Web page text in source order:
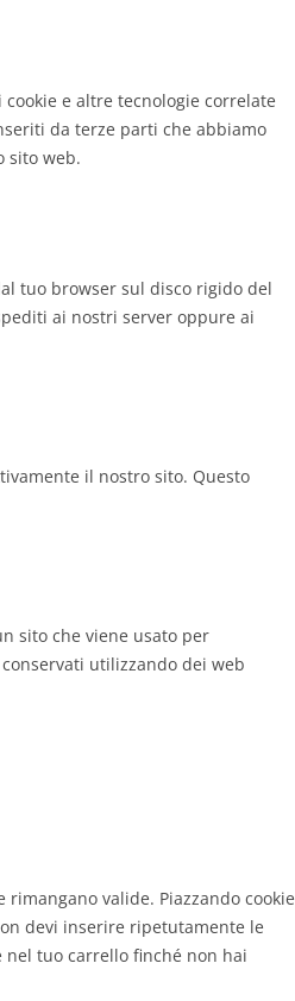
e altre tecnologie correlate
da terze parti che abbiamo
sito web.
tuo browser sul disco rigido del
ai nostri server oppure ai
il nostro sito. Questo
sito che viene usato per
utilizzando dei web
valide. Piazzando cookie
devi inserire ripetutamente le
tuo carrello finché non hai